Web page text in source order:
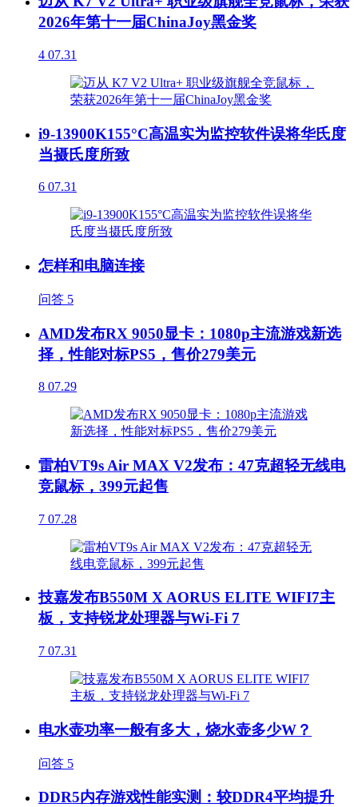
2026年第十一届ChinaJoy黑金奖
4 07.31
i9-13900K155°C高温实为监控软件误将华氏度
当摄氏度所致
6 07.31
怎样和电脑连接
问答 5
AMD发布RX 9050显卡：1080p主流游戏新选
择，性能对标PS5，售价279美元
8 07.29
雷柏VT9s Air MAX V2发布：47克超轻无线电
竞鼠标，399元起售
7 07.28
技嘉发布B550M X AORUS ELITE WIFI7主
板，支持锐龙处理器与Wi-Fi 7
7 07.31
电水壶功率一般有多大，烧水壶多少W？
问答 5
DDR5内存游戏性能实测：较DDR4平均提升